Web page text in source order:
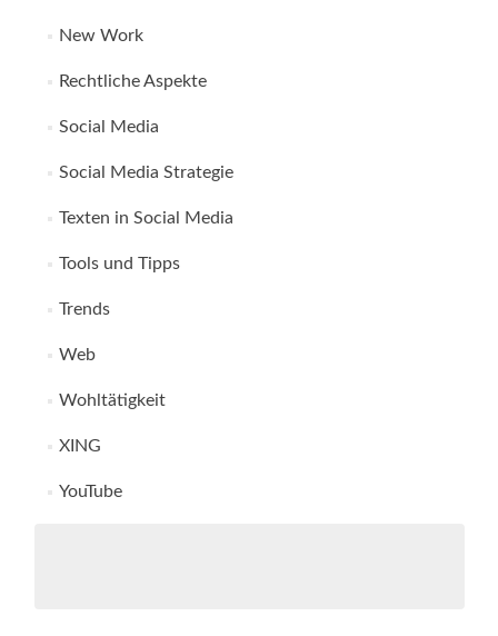
New Work
Rechtliche Aspekte
Social Media
Social Media Strategie
Texten in Social Media
Tools und Tipps
Trends
Web
Wohltätigkeit
XING
YouTube